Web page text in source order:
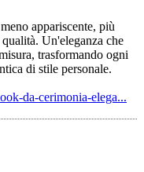
appariscente, più
Un'eleganza che
trasformando ogni
di stile personale.
da-cerimonia-elega...